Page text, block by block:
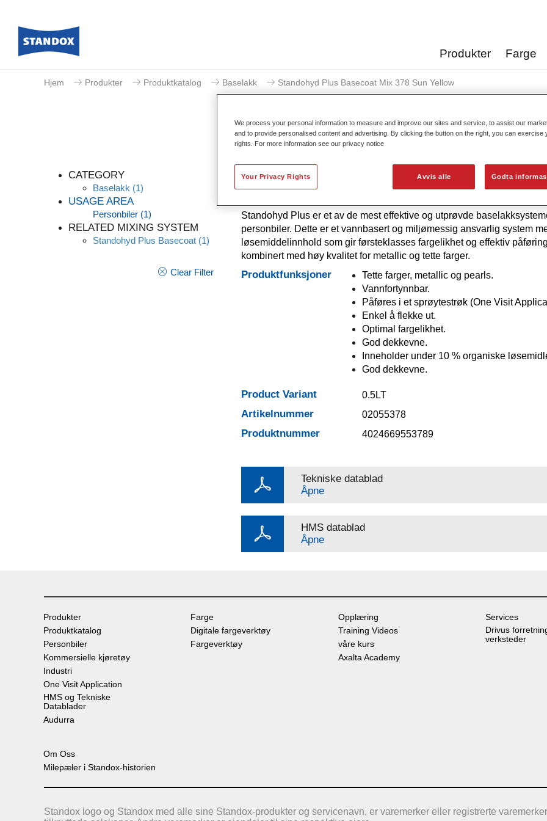
Produkter Farge
Hjem Produkter Produktkatalog Baselakk Standohyd Plus Basecoat Mix 378 Sun Yellow
CATEGORY
Baselakk (1)
USAGE AREA
Personbiler (1)
RELATED MIXING SYSTEM
Standohyd Plus Basecoat (1)
Clear Filter
Standohyd Plus Basecoat
Standohyd Plus er et av de mest effektive og utprøvde
personbiler. Dette er et vannbasert og miljømessig ansvarlig system
løsemiddelinnhold som gir førsteklasses fargelikhet og effektiv
kombinert med høy kvalitet for metallic og tette farger.
Produktfunksjoner
Tette farger, metallic og pearls.
Vannfortynnbar.
Påføres i et sprøytestrøk (One Visit
Enkel å flekke ut.
Optimal fargelikhet.
God dekkevne.
Inneholder under 10 % organiske
God dekkevne.
Product Variant 0.5LT
Artikelnummer 02055378
Produktnummer 4024669553789
Tekniske datablad
Åpne
HMS datablad
Åpne
Produkter
Produktkatalog
Personbiler
Kommersielle kjøretøy
Industri
One Visit Application
HMS og Tekniske
Datablader
Audurra
Farge
Digitale fargeverktøy
Fargeverktøy
Opplæring
Training Videos
våre kurs
Axalta Academy
Services
Drivus
verksteder
Om Oss
Milepæler i Standox-historien
Standox logo og Standox med alle sine Standox-produkter og servicenavn, er varemerker eller registrerte
We process your personal information to measure and improve our sites and service, to assist our
and to provide personalised content and advertising. By clicking the button on the right, you can exercise
rights. For more information see our privacy notice
Avvis alle Godta
Your Privacy Rights